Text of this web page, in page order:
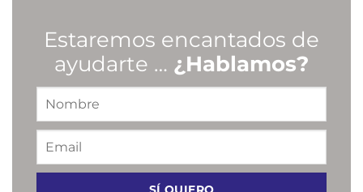
Estaremos encantados de
ayudarte … ¿Hablamos?